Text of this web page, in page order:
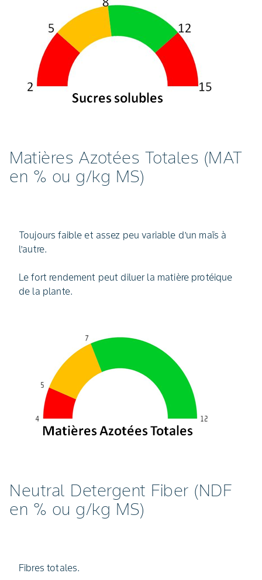
Matières Azotées Totales (MAT
en % ou g/kg MS)
Toujours faible et assez peu variable d’un maïs à
l’autre.
Le fort rendement peut diluer la matière protéique
de la plante.
Neutral Detergent Fiber (NDF
en % ou g/kg MS)
Fibres totales.